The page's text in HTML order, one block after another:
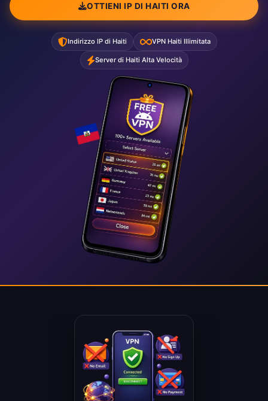
OTTIENI IP DI HAITI ORA
Indirizzo IP di Haiti VPN Haiti Illimitata
Server di Haiti Alta Velocità